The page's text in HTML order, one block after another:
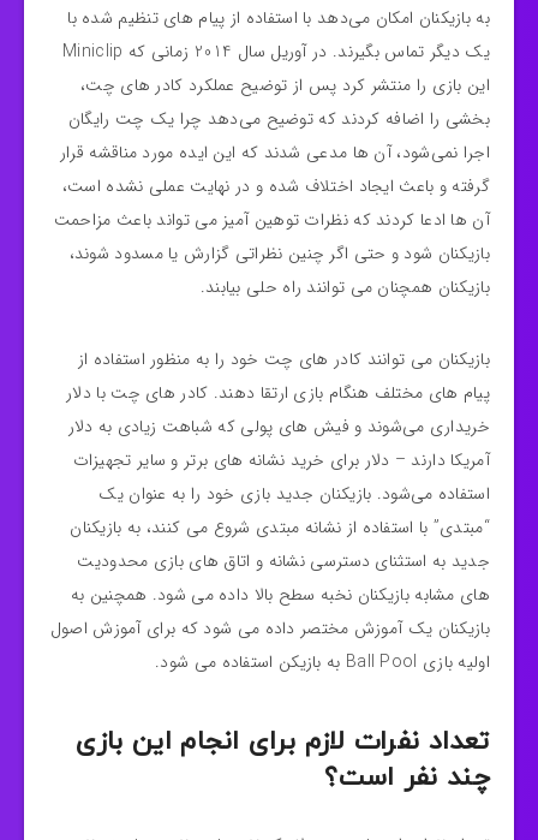
به بازیکنان امکان می‌دهد با استفاده از پیام‌ های تنظیم شده با
یک دیگر تماس بگیرند. در آوریل سال 2014 زمانی که Miniclip
این بازی را منتشر کرد پس از توضیح عملکرد کادر های چت،
بخشی را اضافه کردند که توضیح می‌دهد چرا یک چت رایگان
اجرا نمی‌شود، آن ها مدعی شدند که این ایده مورد مناقشه قرار
گرفته و باعث ایجاد اختلاف شده و در نهایت عملی نشده است،
آن ها ادعا کردند که نظرات توهین آمیز می تواند باعث مزاحمت
بازیکنان شود و حتی اگر چنین نظراتی گزارش یا مسدود شوند،
بازیکنان همچنان می توانند راه حلی بیابند.
بازیکنان می توانند کادر های چت خود را به منظور استفاده از
پیام های مختلف هنگام بازی ارتقا دهند. کادر های چت با دلار
خریداری می‌شوند و فیش‌ های پولی که شباهت زیادی به دلار
آمریکا دارند – دلار برای خرید نشانه‌ های برتر و سایر تجهیزات
استفاده می‌شود. بازیکنان جدید بازی خود را به عنوان یک
“مبتدی” با استفاده از نشانه مبتدی شروع می کنند، به بازیکنان
جدید به استثنای دسترسی نشانه و اتاق های بازی محدودیت
های مشابه بازیکنان نخبه سطح بالا داده می شود. همچنین به
بازیکنان یک آموزش مختصر داده می شود که برای آموزش اصول
اولیه بازی Ball Pool به بازیکن استفاده می شود.
تعداد نفرات لازم برای انجام این بازی
چند نفر است؟